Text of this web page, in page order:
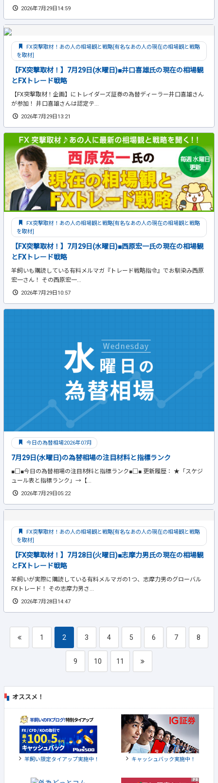
2026年7月29日14:59
FX突撃取材！あの人の相場観と戦略[有名なあの人の現在の相場観と戦略
を取材]
【FX突撃取材！】7月29日(水曜日)■井口喜雄氏の現在の相場観
とFXトレード戦略
【FX突撃取材！企画】にトレイダーズ証券の為替ディーラー井口喜雄さん
が参加！ 井口喜雄さんは認定テ...
2026年7月29日13:21
FX突撃取材！あの人の相場観と戦略[有名なあの人の現在の相場観と戦略
を取材]
【FX突撃取材！】7月29日(水曜日)■西原宏一氏の現在の相場観
とFXトレード戦略
羊飼いも購読している有料メルマガ『トレード戦略指令』でお馴染み西原
宏一さん！ その西原宏一...
2026年7月29日10:57
今日の為替相場2026年07月
7月29日(水曜日)の為替相場の注目材料と指標ランク
■□■今日の為替相場の注目材料と指標ランク■□■ 更新履歴： ★「スケジ
ュール表と指標ランク」→【...
2026年7月29日05:22
FX突撃取材！あの人の相場観と戦略[有名なあの人の現在の相場観と戦略
を取材]
【FX突撃取材！】7月28日(火曜日)■志摩力男氏の現在の相場観
とFXトレード戦略
羊飼いが実際に購読している有料メルマガの1つ、志摩力男のグローバル
FXトレード！ その志摩力男さ...
2026年7月28日14:47
1 2 3 4 5 6 7 8
9 10 11
オススメ！
羊飼い限定タイアップ実施中！ キャッシュバック実施中！